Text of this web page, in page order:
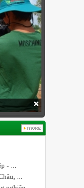
- ...
...